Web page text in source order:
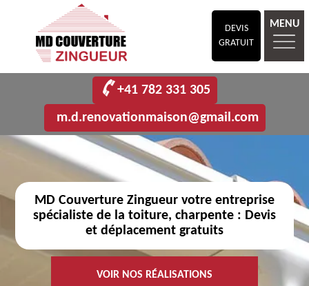
DEVIS
GRATUIT
MENU
+41 782 331 305
m.d.renovationmaison@gmail.com
MD Couverture Zingueur votre entreprise
spécialiste de la toiture, charpente : Devis
et déplacement gratuits
VOIR NOS RÉALISATIONS